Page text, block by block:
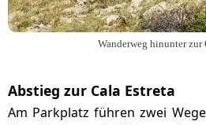
Wanderweg hinunter zur
Abstieg zur Cala Estreta
Am Parkplatz führen zwei